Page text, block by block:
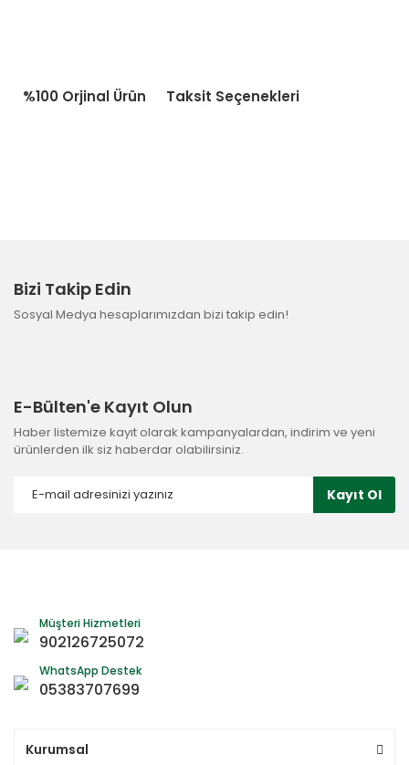
%100 Orjinal Ürün Taksit Seçenekleri
Bizi Takip Edin
Sosyal Medya hesaplarımızdan bizi takip edin!
E-Bülten'e Kayıt Olun
Haber listemize kayıt olarak kampanyalardan, indirim ve yeni
ürünlerden ilk siz haberdar olabilirsiniz.
Kayıt Ol
Müşteri Hizmetleri
902126725072
WhatsApp Destek
05383707699
Kurumsal